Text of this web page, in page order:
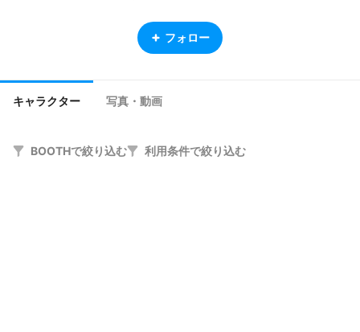
フォロー
キャラクター 写真・動画
BOOTHで絞り込む 利用条件で絞り込む